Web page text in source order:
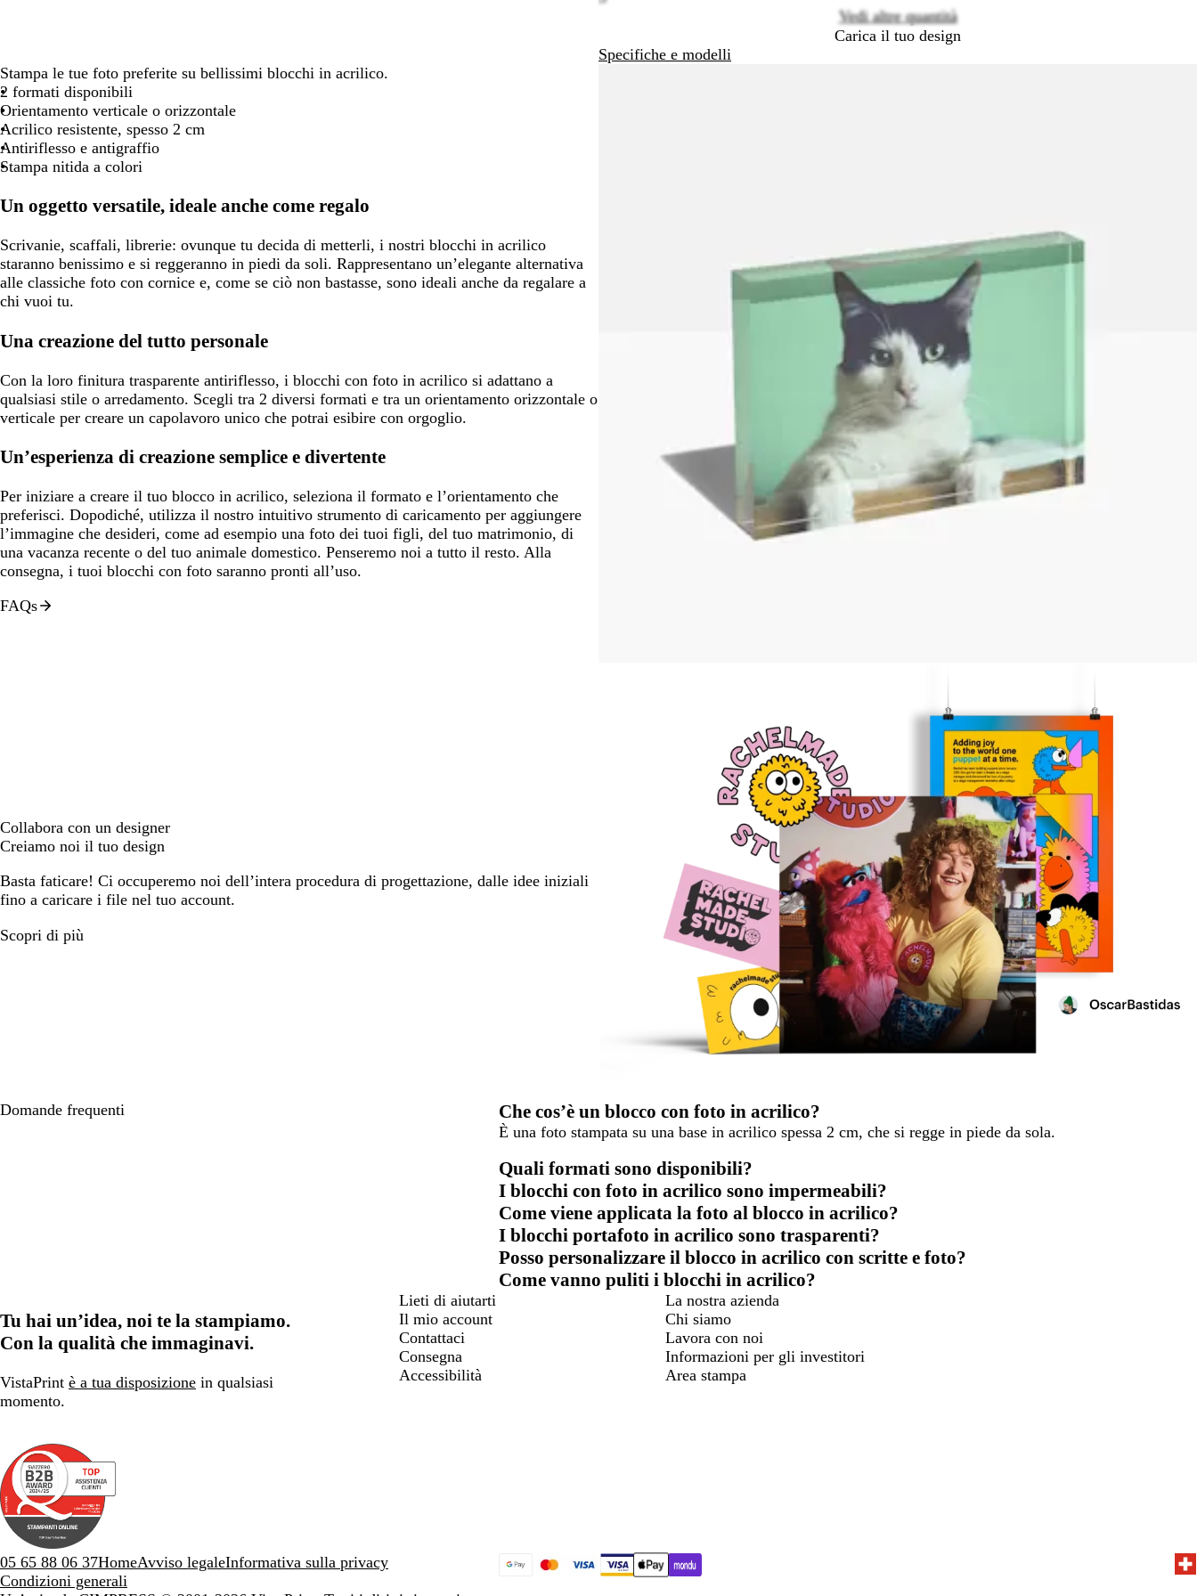
Vedi altre quantità
Carica il tuo design
Specifiche e modelli
Stampa le tue foto preferite su bellissimi blocchi in acrilico.
2 formati disponibili
Orientamento verticale o orizzontale
Acrilico resistente, spesso 2 cm
Antiriflesso e antigraffio
Stampa nitida a colori
Un oggetto versatile, ideale anche come regalo
Scrivanie, scaffali, librerie: ovunque tu decida di metterli, i nostri blocchi in acrilico
staranno benissimo e si reggeranno in piedi da soli. Rappresentano un’elegante alternativa
alle classiche foto con cornice e, come se ciò non bastasse, sono ideali anche da regalare a
chi vuoi tu.
Una creazione del tutto personale
Con la loro finitura trasparente antiriflesso, i blocchi con foto in acrilico si adattano a
qualsiasi stile o arredamento. Scegli tra 2 diversi formati e tra un orientamento orizzontale o
verticale per creare un capolavoro unico che potrai esibire con orgoglio.
Un’esperienza di creazione semplice e divertente
Per iniziare a creare il tuo blocco in acrilico, seleziona il formato e l’orientamento che
preferisci. Dopodiché, utilizza il nostro intuitivo strumento di caricamento per aggiungere
l’immagine che desideri, come ad esempio una foto dei tuoi figli, del tuo matrimonio, di
una vacanza recente o del tuo animale domestico. Penseremo noi a tutto il resto. Alla
consegna, i tuoi blocchi con foto saranno pronti all’uso.
FAQs
Collabora con un designer
Creiamo noi il tuo design
Basta faticare! Ci occuperemo noi dell’intera procedura di progettazione, dalle idee iniziali
fino a caricare i file nel tuo account.
Scopri di più
Domande frequenti Che cos’è un blocco con foto in acrilico?
È una foto stampata su una base in acrilico spessa 2 cm, che si regge in piede da sola.
Quali formati sono disponibili?
I blocchi con foto in acrilico sono impermeabili?
Come viene applicata la foto al blocco in acrilico?
I blocchi portafoto in acrilico sono trasparenti?
Posso personalizzare il blocco in acrilico con scritte e foto?
Come vanno puliti i blocchi in acrilico?
Tu hai un’idea, noi te la stampiamo.
Con la qualità che immaginavi.
VistaPrint è a tua disposizione in qualsiasi
momento.
Lieti di aiutarti
Il mio account
Contattaci
Consegna
Accessibilità
La nostra azienda
Chi siamo
Lavora con noi
Informazioni per gli investitori
Area stampa
05 65 88 06 37HomeAvviso legaleInformativa sulla privacy
Condizioni generali